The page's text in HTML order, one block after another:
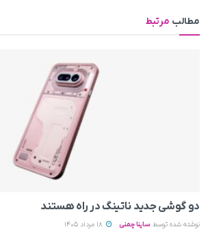
مطالب مرتبط
دو گوشی جدید ناتینگ در راه هستند
نوشته شده توسط ساینا چمنی